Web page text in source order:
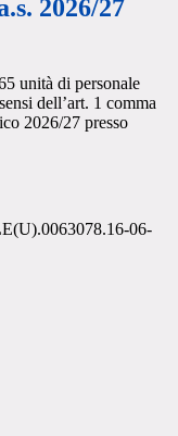
2026/27
unità di personale
dell’art. 1 comma
2026/27 presso
06-